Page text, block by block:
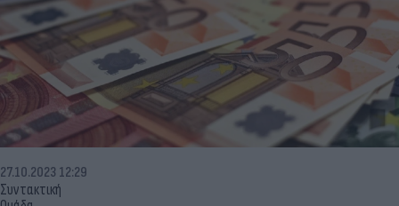
Συντακτική
27.10.2023 12:29